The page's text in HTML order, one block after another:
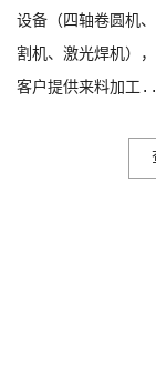
设备（四轴卷圆机
割机、激光焊机）
客户提供来料加工